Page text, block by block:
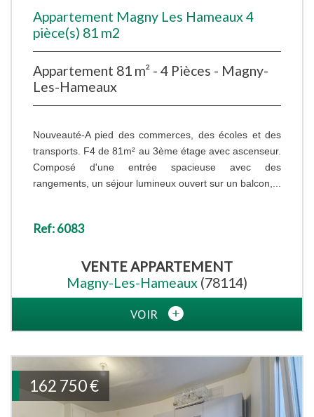
Appartement Magny Les Hameaux 4
pièce(s) 81 m2
Appartement 81 m² - 4 Pièces - Magny-
Les-Hameaux
Nouveauté-A pied des commerces, des écoles et des
transports. F4 de 81m² au 3ème étage avec ascenseur.
Composé d'une entrée spacieuse avec des
rangements, un séjour lumineux ouvert sur un balcon,...
Ref: 6083
VENTEAPPARTEMENT
Magny-Les-Hameaux (78114)
VOIR
162 750€